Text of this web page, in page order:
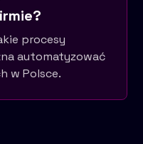
procesy
automatyzować
w Polsce.